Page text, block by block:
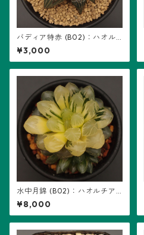
バディア特赤 (B02)：ハオル
チア属 ※実生
¥3,000
水中月錦 (B02)：ハオルチア
属
¥8,000